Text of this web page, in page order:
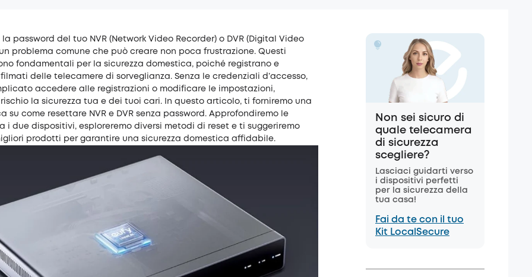
password del tuo NVR (Network Video Recorder) o DVR (Digital Video
problema comune che può creare non poca frustrazione. Questi
fondamentali per la sicurezza domestica, poiché registrano e
delle telecamere di sorveglianza. Senza le credenziali d’accesso,
accedere alle registrazioni o modificare le impostazioni,
la sicurezza tua e dei tuoi cari. In questo articolo, ti forniremo una
su come resettare NVR e DVR senza password. Approfondiremo le
i due dispositivi, esploreremo diversi metodi di reset e ti suggeriremo
prodotti per garantire una sicurezza domestica affidabile.
Non sei sicuro di
quale telecamera
di sicurezza
scegliere?
Lasciaci guidarti verso
i dispositivi perfetti
per la sicurezza della
tua casa!
Fai da te con il tuo
Kit LocalSecure